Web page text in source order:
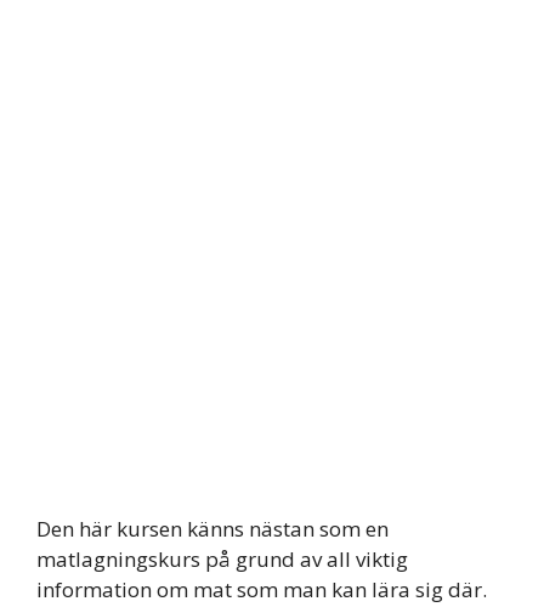
Den här kursen känns nästan som en
matlagningskurs på grund av all viktig
information om mat som man kan lära sig där.